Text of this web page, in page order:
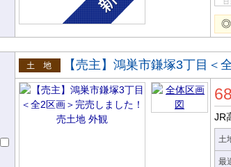
◎
売土地
【売主】鴻巣市鎌塚3丁目＜
JR
土
最